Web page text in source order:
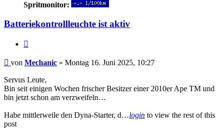
Spritmonitor:
Batteriekontrollleuchte ist aktiv
Beitrag
von Mechanic » Montag 16. Juni 2025, 10:27
Servus Leute,
Bin seit einigen Wochen frischer Besitzer einer 2010er Ape TM und
bin jetzt schon am verzweifeln…
Habe mittlerweile den Dyna-Starter, d…login to view the rest of this
post